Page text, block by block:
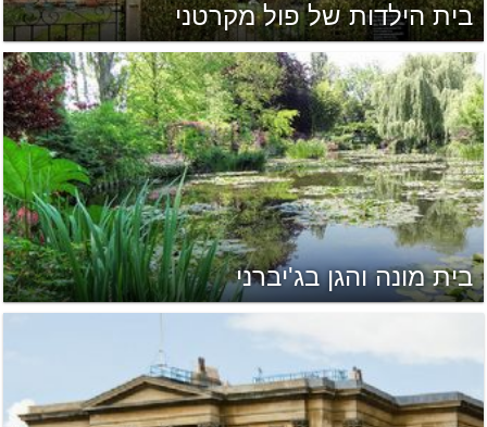
בית הילדות של פול מקרטני
בית מונה והגן בג'יברני